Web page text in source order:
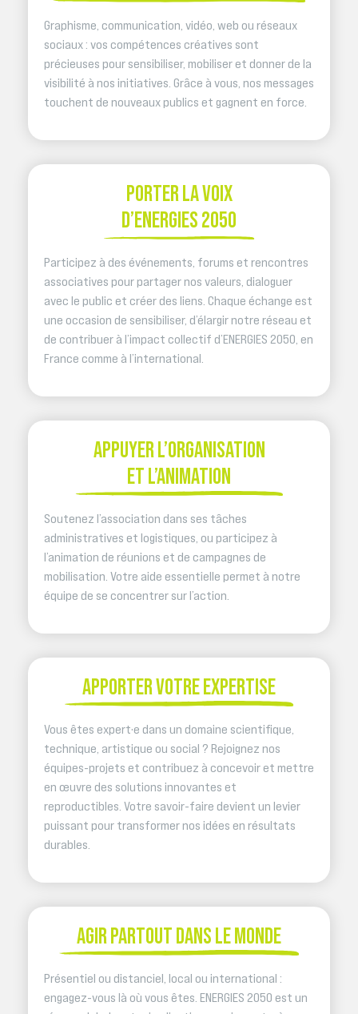
Graphisme, communication, vidéo, web ou réseaux
sociaux : vos compétences créatives sont
précieuses pour sensibiliser, mobiliser et donner de la
visibilité à nos initiatives. Grâce à vous, nos messages
touchent de nouveaux publics et gagnent en force.
PORTER LA VOIX
D’ENERGIES 2050
Participez à des événements, forums et rencontres
associatives pour partager nos valeurs, dialoguer
avec le public et créer des liens. Chaque échange est
une occasion de sensibiliser, d’élargir notre réseau et
de contribuer à l’impact collectif d’ENERGIES 2050, en
France comme à l’international.
APPUYER L’ORGANISATION
ET L’ANIMATION
Soutenez l’association dans ses tâches
administratives et logistiques, ou participez à
l’animation de réunions et de campagnes de
mobilisation. Votre aide essentielle permet à notre
équipe de se concentrer sur l’action.
APPORTER VOTRE EXPERTISE
Vous êtes expert·e dans un domaine scientifique,
technique, artistique ou social ? Rejoignez nos
équipes-projets et contribuez à concevoir et mettre
en œuvre des solutions innovantes et
reproductibles. Votre savoir-faire devient un levier
puissant pour transformer nos idées en résultats
durables.
AGIR PARTOUT DANS LE MONDE
Présentiel ou distanciel, local ou international :
engagez-vous là où vous êtes. ENERGIES 2050 est un